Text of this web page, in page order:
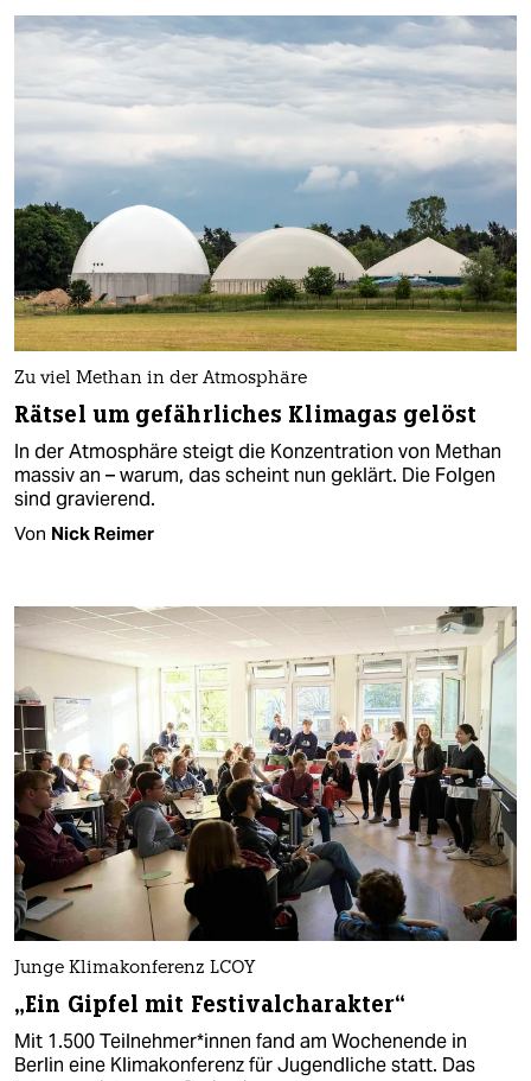
Zu viel Methan in der Atmosphäre
Rätsel um gefährliches Klimagas gelöst
In der Atmosphäre steigt die Konzentration von Methan
massiv an – warum, das scheint nun geklärt. Die Folgen
sind gravierend.
Von Nick Reimer
Junge Klimakonferenz LCOY
„Ein Gipfel mit Festivalcharakter“
Mit 1.500 Teil­neh­me­r*in­nen fand am Wochenende in
Berlin eine Klimakonferenz für Jugendliche statt. Das